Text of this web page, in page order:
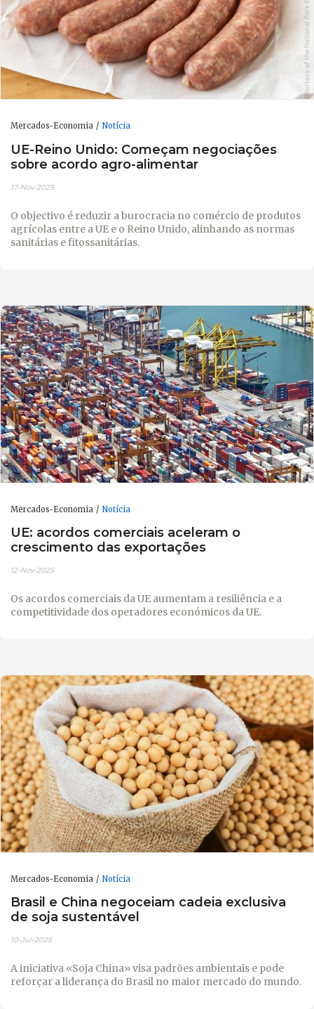
Mercados-Economia Notícia
UE-Reino Unido: Começam negociações
sobre acordo agro-alimentar
17-Nov-2025
O objectivo é reduzir a burocracia no comércio de produtos
agrícolas entre a UE e o Reino Unido, alinhando as normas
sanitárias e fitossanitárias.
Mercados-Economia Notícia
UE: acordos comerciais aceleram o
crescimento das exportações
12-Nov-2025
Os acordos comerciais da UE aumentam a resiliência e a
competitividade dos operadores económicos da UE.
Mercados-Economia Notícia
Brasil e China negoceiam cadeia exclusiva
de soja sustentável
10-Jul-2025
A iniciativa «Soja China» visa padrões ambientais e pode
reforçar a liderança do Brasil no maior mercado do mundo.